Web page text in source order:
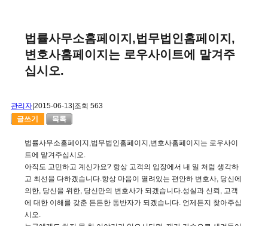
법률사무소홈페이지,법무법인홈페이지,
변호사홈페이지는 로우사이트에 맡겨주
십시오.
관리자 2015-06-13 조회 563
글쓰기
목록
법률사무소홈페이지,법무법인홈페이지,변호사홈페이지는 로우사이
트에 맡겨주십시오.
아직도 고민하고 계신가요? 항상 고객의 입장에서 내 일 처럼 생각하
고 최선을 다하겠습니다.항상 마음이 열려있는 편안하 변호사, 당신에
의한, 당신을 위한, 당신만의 변호사가 되겠습니다.성실과 신뢰, 고객
에 대한 이해를 갖춘 든든한 동반자가 되겠습니다. 언제든지 찾아주십
시오.